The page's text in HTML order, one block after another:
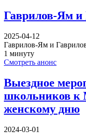
Гаврилов-Ям и
2025-04-12
Гаврилов-Ям и
1 минуту
Смотреть анонс
Выездное
школьников к
женскому дню
2024-03-01